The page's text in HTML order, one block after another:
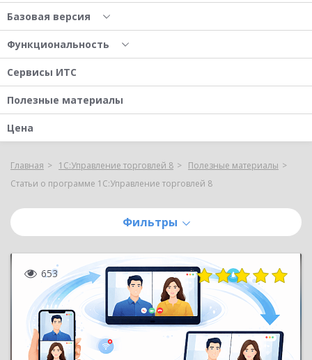
Базовая версия
Функциональность
Сервисы ИТС
Полезные материалы
Цена
Главная 1С:Управление торговлей 8
Полезные материалы
Статьи о программе 1С:Управление торговлей 8
Фильтры
653